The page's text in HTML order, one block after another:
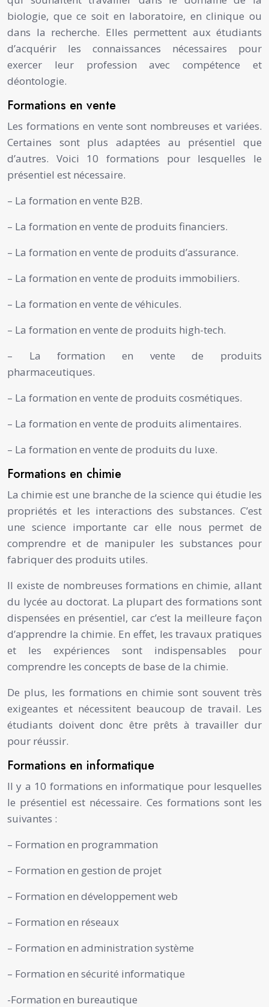
biologie, que ce soit en laboratoire, en clinique ou
dans la recherche. Elles permettent aux étudiants
d’acquérir les connaissances nécessaires pour
exercer leur profession avec compétence et
déontologie.
Formations en vente
Les formations en vente sont nombreuses et variées.
Certaines sont plus adaptées au présentiel que
d’autres. Voici 10 formations pour lesquelles le
présentiel est nécessaire.
– La formation en vente B2B.
– La formation en vente de produits financiers.
– La formation en vente de produits d’assurance.
– La formation en vente de produits immobiliers.
– La formation en vente de véhicules.
– La formation en vente de produits high-tech.
– La formation en vente de produits
pharmaceutiques.
– La formation en vente de produits cosmétiques.
– La formation en vente de produits alimentaires.
– La formation en vente de produits du luxe.
Formations en chimie
La chimie est une branche de la science qui étudie les
propriétés et les interactions des substances. C’est
une science importante car elle nous permet de
comprendre et de manipuler les substances pour
fabriquer des produits utiles.
Il existe de nombreuses formations en chimie, allant
du lycée au doctorat. La plupart des formations sont
dispensées en présentiel, car c’est la meilleure façon
d’apprendre la chimie. En effet, les travaux pratiques
et les expériences sont indispensables pour
comprendre les concepts de base de la chimie.
De plus, les formations en chimie sont souvent très
exigeantes et nécessitent beaucoup de travail. Les
étudiants doivent donc être prêts à travailler dur
pour réussir.
Formations en informatique
Il y a 10 formations en informatique pour lesquelles
le présentiel est nécessaire. Ces formations sont les
suivantes :
– Formation en programmation
– Formation en gestion de projet
– Formation en développement web
– Formation en réseaux
– Formation en administration système
– Formation en sécurité informatique
-Formation en bureautique